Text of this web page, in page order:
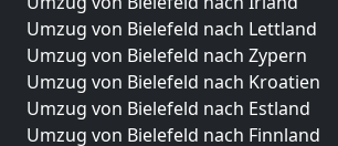
Umzug von Bielefeld nach Lettland
Umzug von Bielefeld nach Zypern
Umzug von Bielefeld nach Kroatien
Umzug von Bielefeld nach Estland
Umzug von Bielefeld nach Finnland